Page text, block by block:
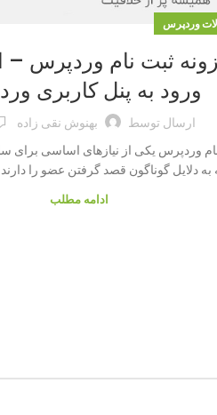
وردپرس
ثبت نام وردپرس –
ورود به پنل کاربری
ارسال توسط بهنوش نقی زاده
نام وردپرس یکی از نیازهای اساسی
به دلایل گوناگون قصد گرفتن عضو را
ادامه مطلب